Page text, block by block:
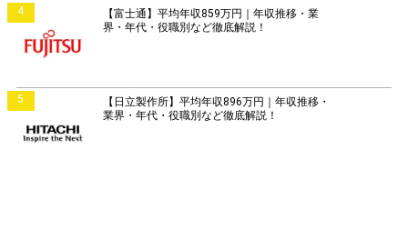
4
【富士通】平均年収859万円｜年収推移・業
界・年代・役職別など徹底解説！
5
【日立製作所】平均年収896万円｜年収推移・
業界・年代・役職別など徹底解説！